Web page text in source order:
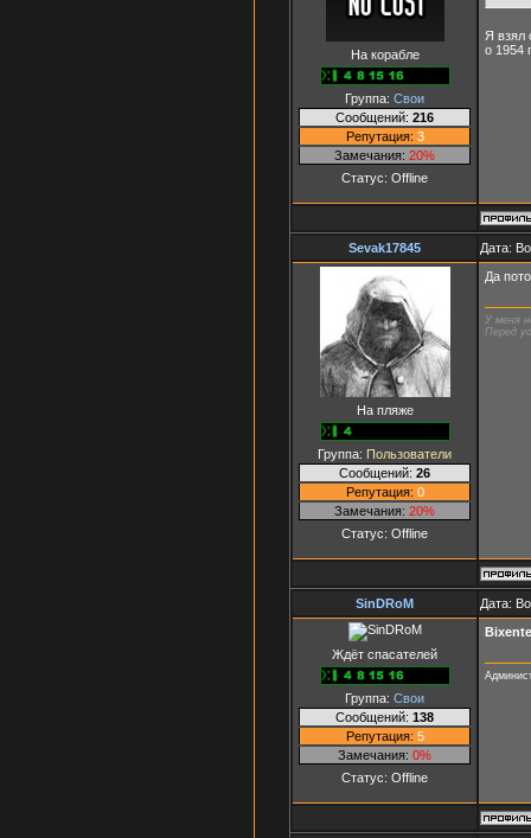
На корабле
Группа: Свои
Сообщений: 216
Репутация: 3
Замечания: 20%
Статус: Offline
Я взял
о 1954
Sevak17845 Дата:
На пляже
Группа: Пользователи
Сообщений: 26
Репутация: 0
Замечания: 20%
Статус: Offline
Да
У меня
Перед
SinDRoM Дата:
Ждёт спасателей
Группа: Свои
Сообщений: 138
Репутация: 5
Замечания: 0%
Статус: Offline
Bixente